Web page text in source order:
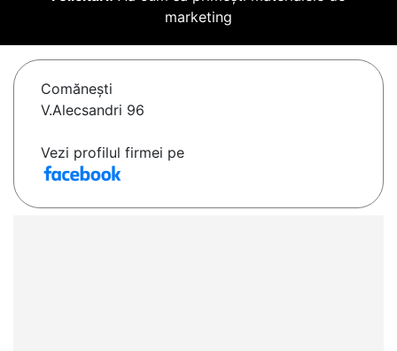
marketing
Comăneşti
V.Alecsandri 96
Vezi profilul firmei pe